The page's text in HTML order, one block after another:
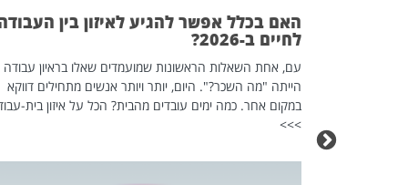
האם בכלל אפשר להגיע לאיזון בין
לחיים ב-2026?
עם, אחת השאלות הראשונות שמועמדים שאלו בראיון עבודה
הייתה "מה השכר?". היום, יותר ויותר אנשים מתחילים דווקא
במקום אחר. כמה ימים עובדים מהבית? הכל על איזון בית-
>>>